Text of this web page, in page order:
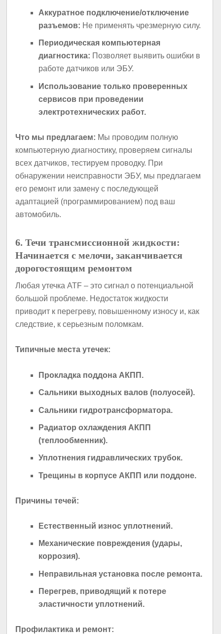
Аккуратное подключение/отключение
разъемов: Не применять чрезмерную силу.
Периодическая компьютерная
диагностика: Позволяет выявить ошибки в
работе датчиков или ЭБУ.
Использование только проверенных
сервисов при проведении
электротехнических работ.
Что мы предлагаем: Мы проводим полную
компьютерную диагностику, проверяем сигналы
всех датчиков, тестируем проводку. При
обнаружении неисправности ЭБУ, мы предлагаем
его ремонт или замену с последующей
адаптацией (программированием) под ваш
автомобиль.
6. Течи трансмиссионной жидкости:
Начинается с мелочи, заканчивается
дорогостоящим ремонтом
Любая утечка ATF – это сигнал о потенциальной
большой проблеме. Недостаток жидкости
приводит к перегреву, повышенному износу и, как
следствие, к серьезным поломкам.
Типичные места утечек:
Прокладка поддона АКПП.
Сальники выходных валов (полуосей).
Сальники гидротрансформатора.
Радиатор охлаждения АКПП
(теплообменник).
Уплотнения гидравлических трубок.
Трещины в корпусе АКПП или поддоне.
Причины течей:
Естественный износ уплотнений.
Механические повреждения (удары,
коррозия).
Неправильная установка после ремонта.
Перегрев, приводящий к потере
эластичности уплотнений.
Профилактика и ремонт: